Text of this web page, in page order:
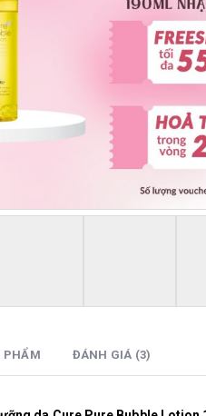
PHẨM ĐÁNH GIÁ (3)